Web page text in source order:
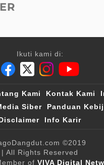
Ikuti kami di:
Kami Kontak Kami
Siber
Panduan
Info Karir
©2019
| All Rights Reserved
of VIVA Digital